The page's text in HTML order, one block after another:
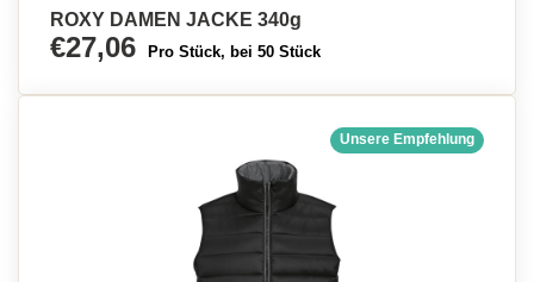
ROXY DAMEN JACKE 340g
€27,06 Pro Stück, bei 50 Stück
Unsere Empfehlung